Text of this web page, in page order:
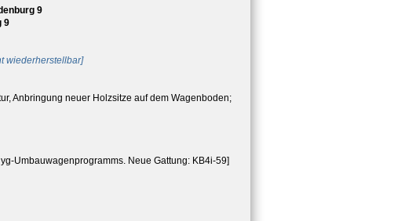
9
9
wiederherstellbar]
Anbringung neuer Holzsitze auf dem Wagenboden;
Umbauwagenprogramms. Neue Gattung: KB4i-59]